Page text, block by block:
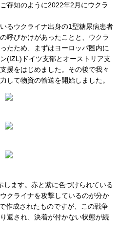
存知のように2022年2月にウクラ
るウクライナ出身の1型糖尿病患者
呼びかけがあったことと、ウクラ
たため、まずはヨーロッパ圏内に
(IZL)ドイツ支部とオーストリア支
援をはじめました。その後で我々
して物資の輸送を開始しました。
します。赤と紫に色づけられている
クライナを攻撃しているのが分か
作成されたものですが、この戦争
返され、決着が付かない状態が続